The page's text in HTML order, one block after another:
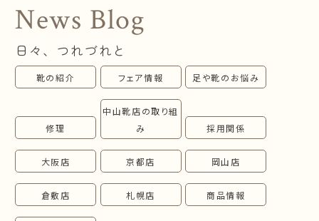
オンラインショップ
お問い合わせ
News Blog
日々、つれづれと
靴の紹介 フェア情報 足や靴のお悩み
修理
中山靴店の取り組
み
採用関係
大阪店 京都店 岡山店
倉敷店 札幌店 商品情報